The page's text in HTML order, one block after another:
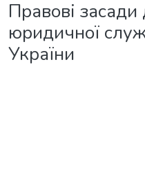
Правові засади
юридичної
України